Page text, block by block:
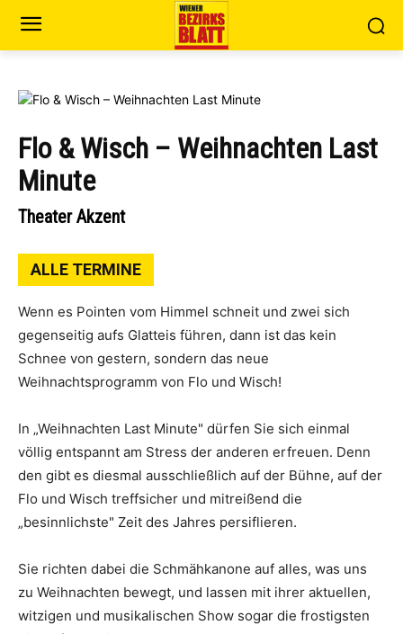
Flo & Wisch – Weihnachten Last
Minute
Theater Akzent
ALLE TERMINE
Wenn es Pointen vom Himmel schneit und zwei sich
gegenseitig aufs Glatteis führen, dann ist das kein
Schnee von gestern, sondern das neue
Weihnachtsprogramm von Flo und Wisch!
In „Weihnachten Last Minute" dürfen Sie sich einmal
völlig entspannt am Stress der anderen erfreuen. Denn
den gibt es diesmal ausschließlich auf der Bühne, auf der
Flo und Wisch treffsicher und mitreißend die
„besinnlichste" Zeit des Jahres persiflieren.
Sie richten dabei die Schmähkanone auf alles, was uns
zu Weihnachten bewegt, und lassen mit ihrer aktuellen,
witzigen und musikalischen Show sogar die frostigsten